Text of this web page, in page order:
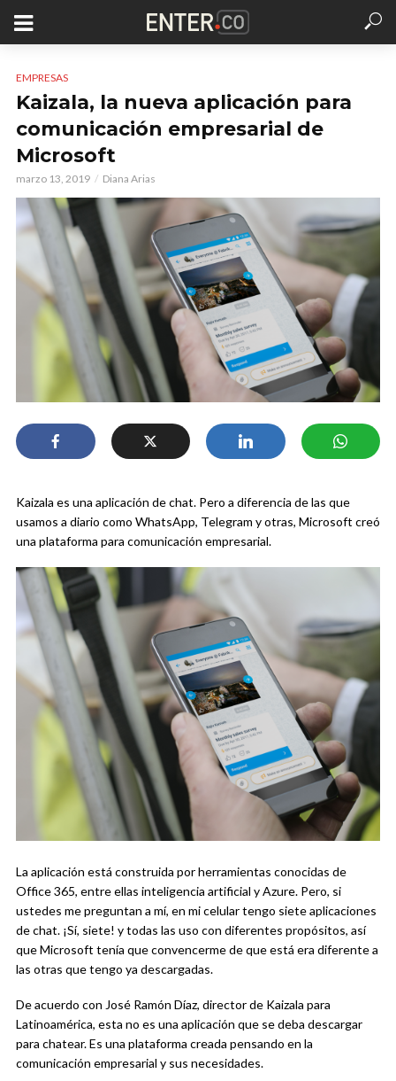
EMPRESAS
Kaizala, la nueva aplicación para
comunicación empresarial de
Microsoft
marzo 13, 2019 Diana Arias
Kaizala es una aplicación de chat. Pero a diferencia de las que
usamos a diario como WhatsApp, Telegram y otras, Microsoft creó
una plataforma para comunicación empresarial.
La aplicación está construida por herramientas conocidas de
Office 365, entre ellas inteligencia artificial y Azure. Pero, si
ustedes me preguntan a mí, en mi celular tengo siete aplicaciones
de chat. ¡Sí, siete! y todas las uso con diferentes propósitos, así
que Microsoft tenía que convencerme de que está era diferente a
las otras que tengo ya descargadas.
De acuerdo con José Ramón Díaz, director de Kaizala para
Latinoamérica, esta no es una aplicación que se deba descargar
para chatear. Es una plataforma creada pensando en la
comunicación empresarial y sus necesidades.